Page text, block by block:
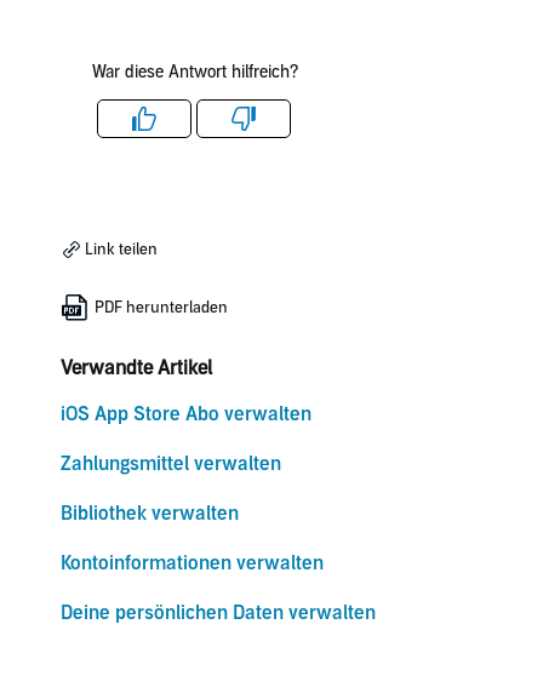
War diese Antwort hilfreich?
Like Dislike
Link teilen
PDF herunterladen
Verwandte Artikel
iOS App Store Abo verwalten
Zahlungsmittel verwalten
Bibliothek verwalten
Kontoinformationen verwalten
Deine persönlichen Daten verwalten